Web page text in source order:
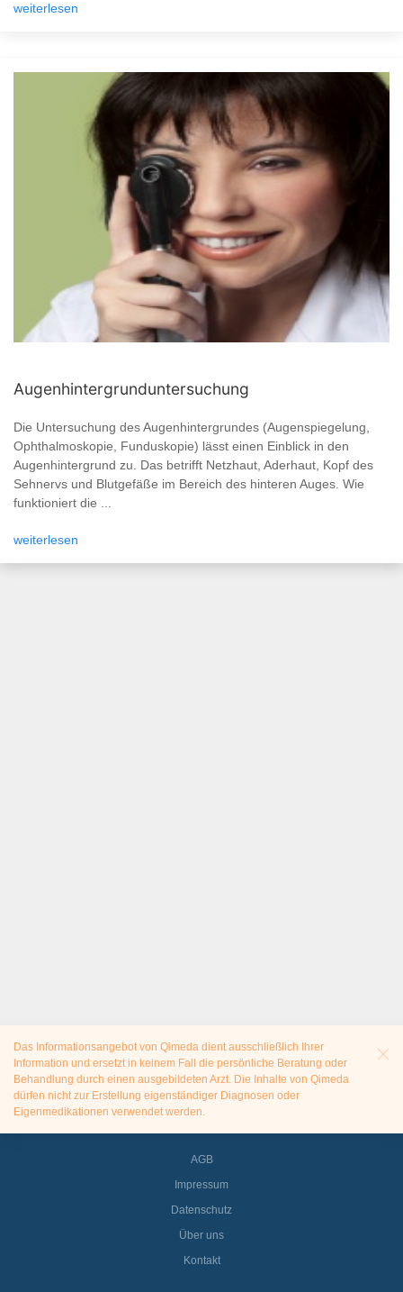
weiterlesen
Augenhintergrunduntersuchung
Die Untersuchung des Augenhintergrundes (Augenspiegelung,
Ophthalmoskopie, Funduskopie) lässt einen Einblick in den
Augenhintergrund zu. Das betrifft Netzhaut, Aderhaut, Kopf des
Sehnervs und Blutgefäße im Bereich des hinteren Auges. Wie
funktioniert die ...
weiterlesen
Das Informationsangebot von Qimeda dient ausschließlich Ihrer
Information und ersetzt in keinem Fall die persönliche Beratung oder
Behandlung durch einen ausgebildeten Arzt. Die Inhalte von Qimeda
dürfen nicht zur Erstellung eigenständiger Diagnosen oder
Eigenmedikationen verwendet werden.
AGB
Impressum
Datenschutz
Über uns
Kontakt